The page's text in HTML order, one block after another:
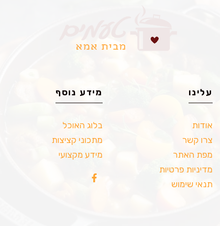
עלינו
אודות
צרו קשר
מפת האתר
מדיניות פרטיות
תנאי שימוש
מידע נוסף
בלוג האוכל
מתכוני קציצות
מידע מקצועי